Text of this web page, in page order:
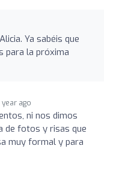
Ya sabéis que
para la próxima
year ago
ni nos dimos
de fotos y risas que
muy formal y para